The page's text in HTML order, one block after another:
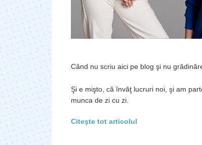
Când nu scriu aici pe blog şi nu
Şi e mişto, că învăţ lucruri noi, şi am
munca de zi cu zi.
Citeşte tot articolul